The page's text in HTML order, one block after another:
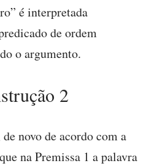
é interpretada
de ordem
o argumento.
2
novo de acordo com a
na Premissa 1 a palavra